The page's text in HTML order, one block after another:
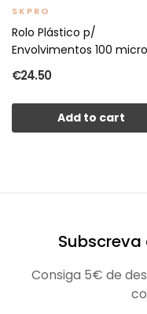
SKPRO
Rolo Plástico p/
Envolvimentos 100
€24.50
Add to cart
Consiga 5€ de